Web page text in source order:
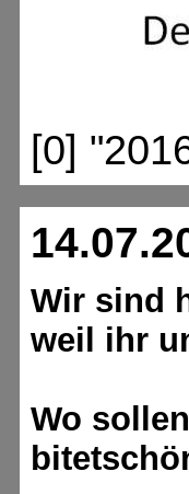
[0]
Wir sind
weil ihr
Wo